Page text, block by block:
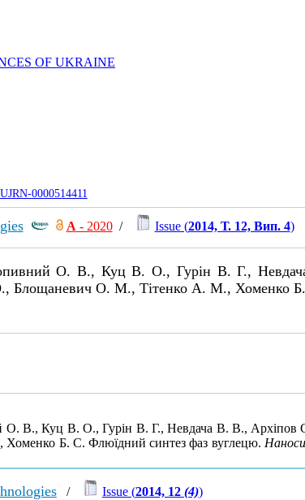
OF UKRAINE
0000514411
А - 2020/ Issue (2014, Т. 12, Вип. 4)
О. В., Куц В. О., Гурін В. Г.,
О. М., Тітенко А. М., Хоменко
О. В., Куц В. О., Гурін В. Г., Невдача В. В.,
Б. С. Флюїдний синтез фаз вуглецю.
/ Issue (2014, 12 (4))